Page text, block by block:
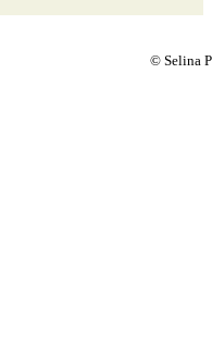
© Selina